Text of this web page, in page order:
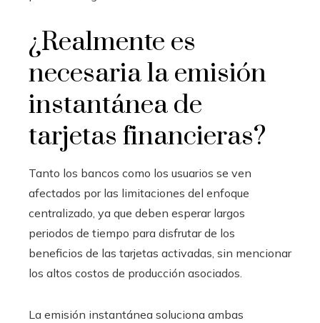
¿Realmente es
necesaria la emisión
instantánea de
tarjetas financieras?
Tanto los bancos como los usuarios se ven
afectados por las limitaciones del enfoque
centralizado, ya que deben esperar largos
periodos de tiempo para disfrutar de los
beneficios de las tarjetas activadas, sin mencionar
los altos costos de producción asociados.
La emisión instantánea soluciona ambas